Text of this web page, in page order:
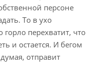
персоне
То в ухо
горло перехватит, что
и остается. И бегом
отправит